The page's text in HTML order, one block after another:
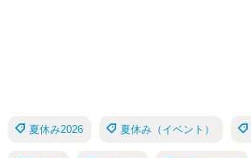
夏休み2026 夏休み（イベント）